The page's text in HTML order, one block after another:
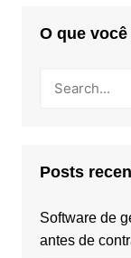
O que
Posts
Software de
antes de